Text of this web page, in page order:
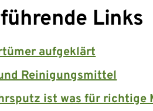
Links
aufgeklärt
Reinigungsmittel
ist was für richtige